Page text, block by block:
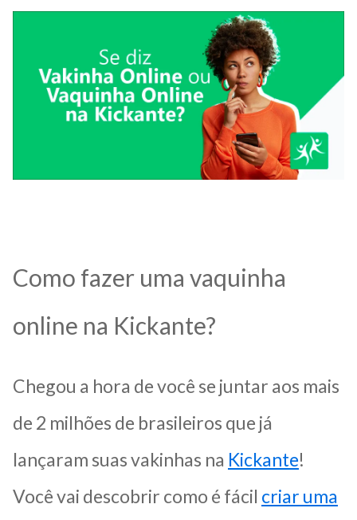
Como fazer uma vaquinha
online na Kickante?
Chegou a hora de você se juntar aos mais
de 2 milhões de brasileiros que já
lançaram suas vakinhas na Kickante!
Você vai descobrir como é fácil criar uma